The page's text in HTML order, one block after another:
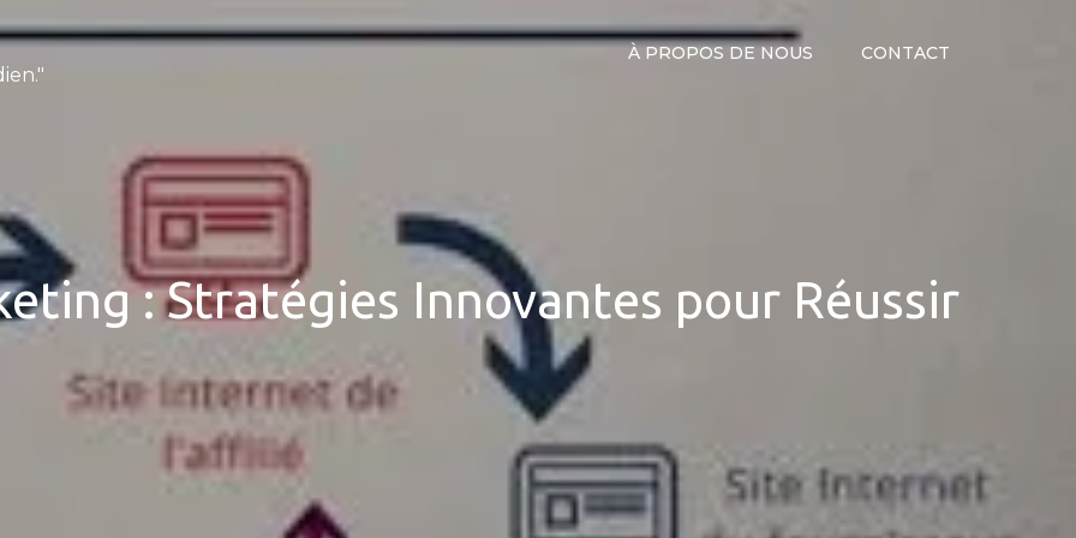
À PROPOS DE NOUS CONTACT
: Stratégies Innovantes pour Réussir